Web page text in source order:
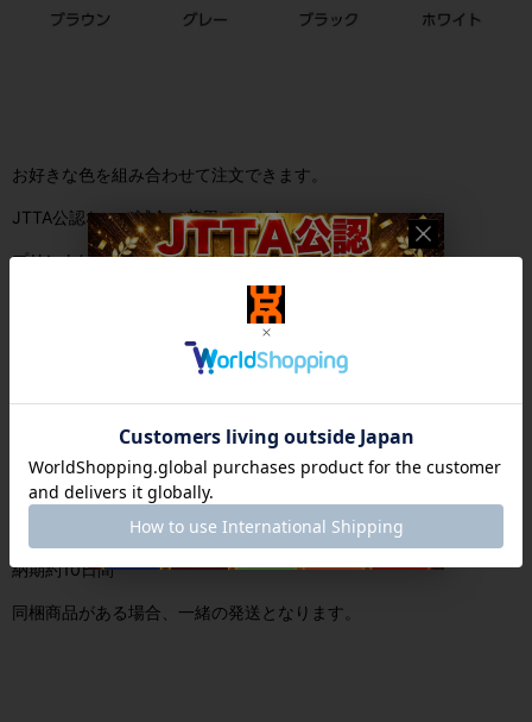
お好きな色を組み合わせて注文できます。
JTTA公認なので試合で着用できます。
プリントは最新のDTFプリント形式です。
DTFプリントの特性上、デザインのまわりに白のフチが残ることが
あります。
プレスの跡が残りますが、洗濯するとなくなります。
納期約10日間
同梱商品がある場合、一緒の発送となります。